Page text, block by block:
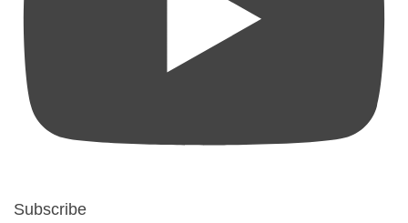
Subscribe